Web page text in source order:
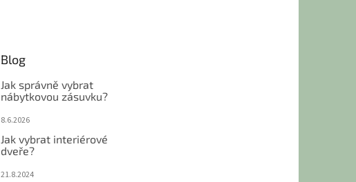
Blog
Jak správně vybrat
nábytkovou zásuvku?
8.6.2026
Jak vybrat interiérové
dveře?
21.8.2024